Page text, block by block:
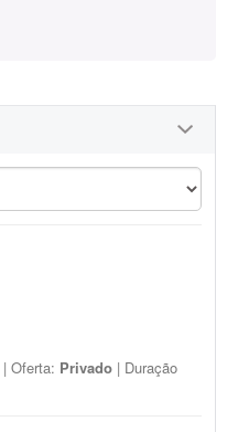
| Oferta: Privado | Duração